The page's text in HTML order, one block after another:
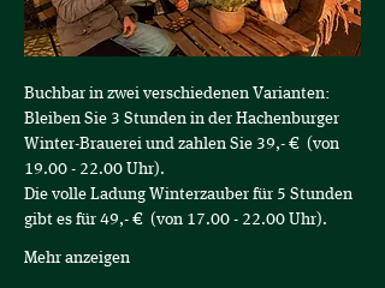
Buchbar in zwei verschiedenen Varianten:
Bleiben Sie 3 Stunden in der Hachenburger
Winter-Brauerei und zahlen Sie 39,- €  (von
19.00 - 22.00 Uhr).
Die volle Ladung Winterzauber für 5 Stunden
gibt es für 49,- €  (von 17.00 - 22.00 Uhr).
Mehr anzeigen